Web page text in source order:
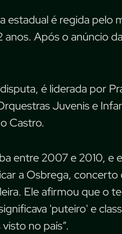
estadual é regida pelo
anos. Após o anúncio
é liderada por
Juvenis e
Castro.
entre 2007 e 2010, e
a Osbrega,
Ele afirmou que o
'puteiro' e
no país”.